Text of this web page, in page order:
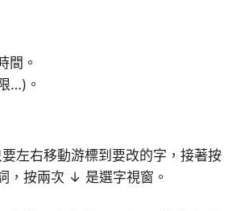
間。
…)。
左右移動游標到要改的字，接著按
，按兩次 ↓ 是選字視窗。